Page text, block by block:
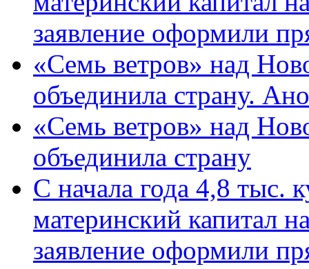
заявление оформили
«Семь ветров» над
объединила страну.
«Семь ветров» над
объединила страну
С начала года 4,8 тыс.
материнский капитал
заявление оформили